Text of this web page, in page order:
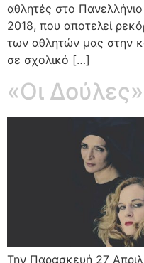
αθλητές στο
2018, που αποτελεί
των αθλητών μας στην
σε σχολικό […]
«Οι Δούλες»
Την Παρασκευή 27